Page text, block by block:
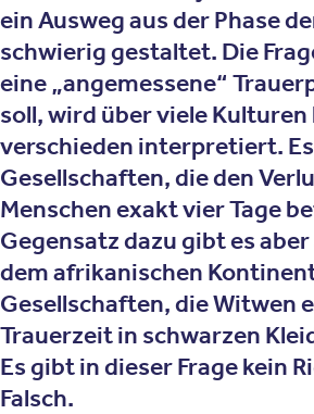
ein Ausweg aus der Phase
schwierig gestaltet. Die
eine „angemessene“
soll, wird über viele Kulturen
verschieden interpretiert.
Gesellschaften, die den
Menschen exakt vier Tage
Gegensatz dazu gibt es
dem afrikanischen
Gesellschaften, die Witwen
Trauerzeit in schwarzen
Es gibt in dieser Frage kein
Falsch.